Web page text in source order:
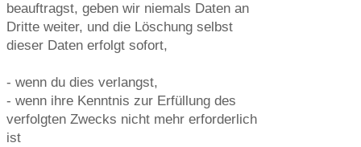
beauftragst, geben wir niemals Daten an
Dritte weiter, und die Löschung selbst
dieser Daten erfolgt sofort,
- wenn du dies verlangst,
- wenn ihre Kenntnis zur Erfüllung des
verfolgten Zwecks nicht mehr erforderlich
ist